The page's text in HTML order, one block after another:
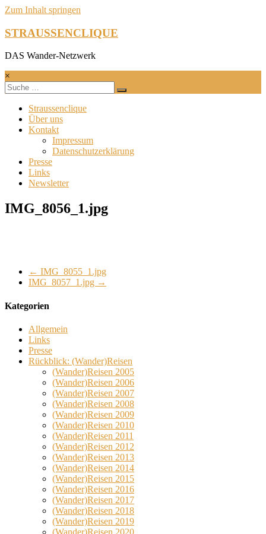
Zum Inhalt springen
STRAUSSENCLIQUE
DAS Wander-Netzwerk
×
Straussenclique
Über uns
Kontakt
Impressum
Datenschutzerklärung
Presse
Links
Newsletter
IMG_8056_1.jpg
← IMG_8055_1.jpg
IMG_8057_1.jpg →
Kategorien
Allgemein
Links
Presse
Rückblick: (Wander)Reisen
(Wander)Reisen 2005
(Wander)Reisen 2006
(Wander)Reisen 2007
(Wander)Reisen 2008
(Wander)Reisen 2009
(Wander)Reisen 2010
(Wander)Reisen 2011
(Wander)Reisen 2012
(Wander)Reisen 2013
(Wander)Reisen 2014
(Wander)Reisen 2015
(Wander)Reisen 2016
(Wander)Reisen 2017
(Wander)Reisen 2018
(Wander)Reisen 2019
(Wander)Reisen 2020